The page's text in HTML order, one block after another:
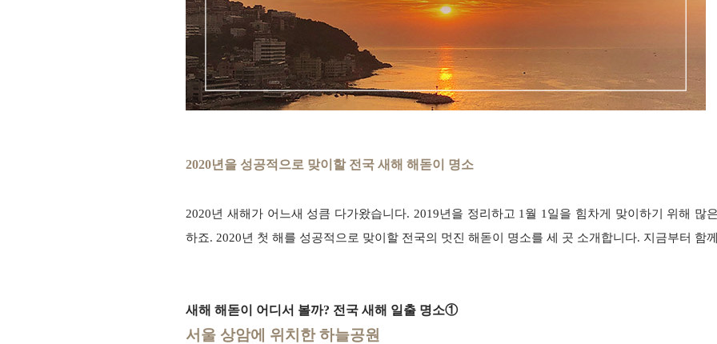
2020년을 성공적으로 맞이할 전국 새해 해돋이 명소
2020년 새해가 어느새 성큼 다가왔습니다. 2019년을 정리하고 1월 1일을 힘차게 맞이하기 위해 많
하죠. 2020년 첫 해를 성공적으로 맞이할 전국의 멋진 해돋이 명소를 세 곳 소개합니다. 지금부터 함
새해 해돋이 어디서 볼까? 전국 새해 일출 명소①
서울 상암에 위치한 하늘공원